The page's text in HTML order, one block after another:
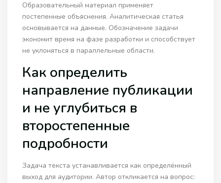
Образовательный материал применяет
постепенные объяснения. Аналитическая статья
основывается на данные. Обозначение задачи
экономит время на фазе разработки и способствует
не уклоняться в параллельные области.
Как определить
направление публикации
и не углубиться в
второстепенные
подробности
Задача текста устанавливается как определённый
выход для аудитории. Автор откликается на вопрос: